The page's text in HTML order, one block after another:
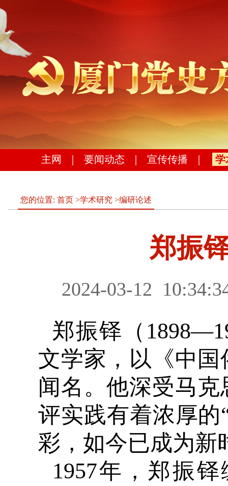
主网 要闻动态 宣传传播 学
您的位置: 首页 >学术研究 >编研论述
郑振
2024-03-12
郑振铎（
文学家，以《中
闻名。他深受马
评实践有着浓厚
彩，如今已成为新
1957年，郑振